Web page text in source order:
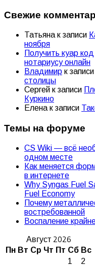
Свежие
Татьяна к записи
ноября
Получить куар код
нотариусу онлайн
Владимир к записи
столицы
Сергей к записи
Куркино
Елена к записи
Темы на форуме
CS Wiki — всё
одном месте
Как меняется
в интернете
Why Syngas Fuel
Fuel Economy
Почему
востребованной
Воспаление
Август 2026
Пн Вт Ср Чт Пт Сб Вс
1
2